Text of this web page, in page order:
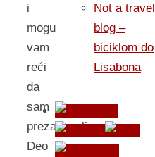
i
mogu
vam
reći
da
sam
prezadovoljan.
Deo
Not a travel
blog –
biciklom do
Lisabona